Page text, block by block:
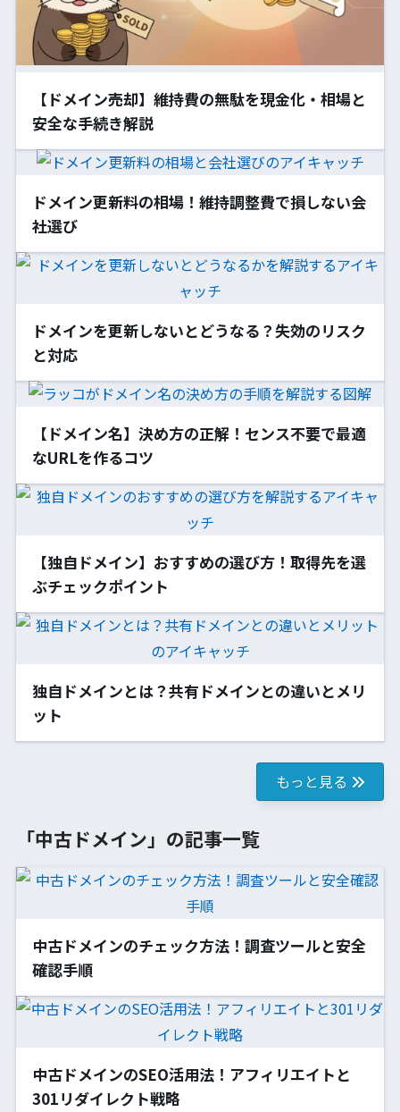
【ドメイン売却】維持費の無駄を現金化・相場と
安全な手続き解説
ドメイン更新料の相場！維持調整費で損しない会
社選び
ドメインを更新しないとどうなる？失効のリスク
と対応
【ドメイン名】決め方の正解！センス不要で最適
なURLを作るコツ
【独自ドメイン】おすすめの選び方！取得先を選
ぶチェックポイント
独自ドメインとは？共有ドメインとの違いとメリ
ット
もっと見る
「中古ドメイン」の記事一覧
中古ドメインのチェック方法！調査ツールと安全
確認手順
中古ドメインのSEO活用法！アフィリエイトと
301リダイレクト戦略